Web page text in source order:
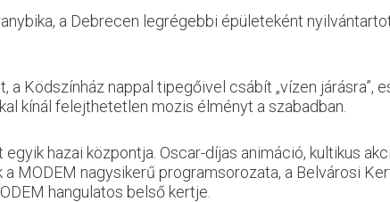
a Debrecen legrégebbi épületeként
Ködszínház nappal tipegőivel csábít „vízen járásra”,
kínál felejthetetlen mozis élményt a szabadban.
hazai központja. Oscar-díjas animáció, kultikus
MODEM nagysikerű programsorozata, a Belvárosi
hangulatos belső kertje.